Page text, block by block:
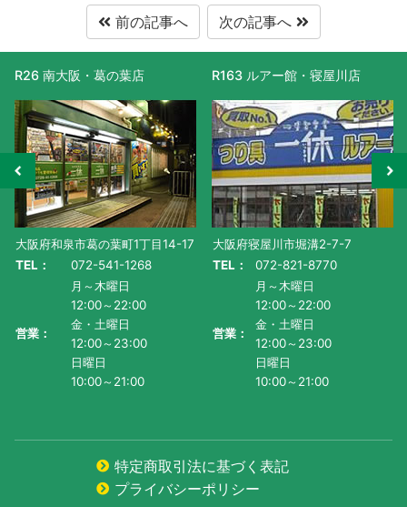
前の記事へ 次の記事へ
R26 南大阪・葛の葉店
大阪府和泉市葛の葉町1丁目14-17
TEL：
072-541-1268
営業：
月～木曜日
12:00～22:00
金・土曜日
12:00～23:00
日曜日
10:00～21:00
R163 ルアー館・寝屋川店
大阪府寝屋川市堀溝2-7-7
TEL：
072-821-8770
営業：
月～木曜日
12:00～22:00
金・土曜日
12:00～23:00
日曜日
10:00～21:00
特定商取引法に基づく表記
プライバシーポリシー